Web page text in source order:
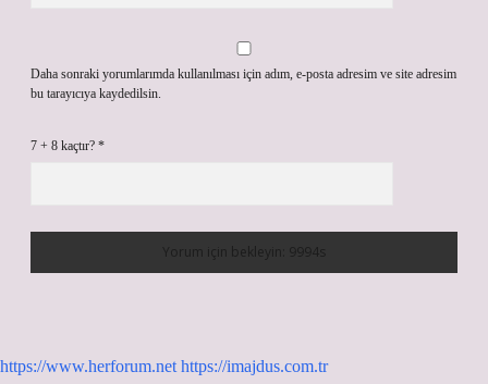
Daha sonraki yorumlarımda kullanılması için adım, e-posta adresim ve site adresim
bu tarayıcıya kaydedilsin.
7 + 8 kaçtır? *
https://www.herforum.net https://imajdus.com.tr